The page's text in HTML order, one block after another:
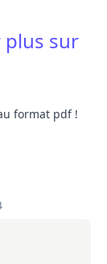
plus sur
format pdf !